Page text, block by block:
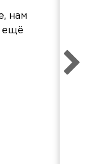
нам
ещё